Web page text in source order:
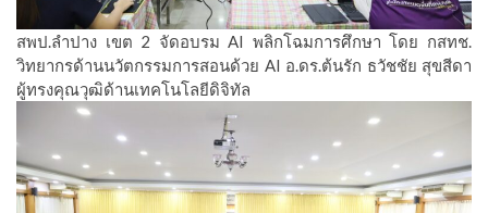
สพป.ลำปาง เขต 2 จัดอบรม AI พลิกโฉมการศึกษา โดย กสทช.
วิทยากรด้านนวัตกรรมการสอนด้วย AI อ.ดร.ต้นรัก ธวัชชัย สุขสีดา
ผู้ทรงคุณวุฒิด้านเทคโนโลยีดิจิทัล